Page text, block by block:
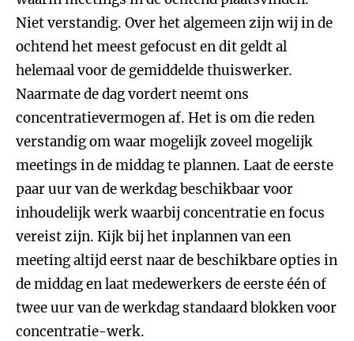
Niet verstandig. Over het algemeen zijn wij in de
ochtend het meest gefocust en dit geldt al
helemaal voor de gemiddelde thuiswerker.
Naarmate de dag vordert neemt ons
concentratievermogen af. Het is om die reden
verstandig om waar mogelijk zoveel mogelijk
meetings in de middag te plannen. Laat de eerste
paar uur van de werkdag beschikbaar voor
inhoudelijk werk waarbij concentratie en focus
vereist zijn. Kijk bij het inplannen van een
meeting altijd eerst naar de beschikbare opties in
de middag en laat medewerkers de eerste één of
twee uur van de werkdag standaard blokken voor
concentratie-werk.